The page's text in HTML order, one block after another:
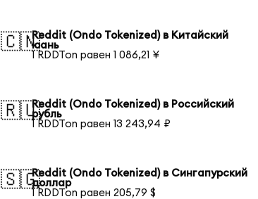
🇨🇳Reddit (Ondo Tokenized) в Китайский
юань
1 RDDTon равен 1 086,21 ¥
🇷🇺Reddit (Ondo Tokenized) в Российский
рубль
1 RDDTon равен 13 243,94 ₽
🇸🇬Reddit (Ondo Tokenized) в Сингапурский
доллар
1 RDDTon равен 205,79 $